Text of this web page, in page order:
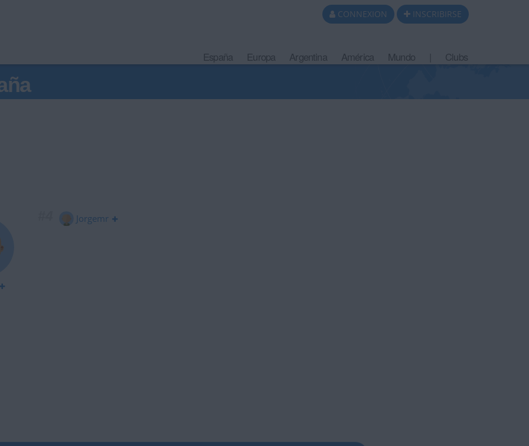
CONNEXION INSCRIBIRSE
España Europa Argentina América Mundo Clubs
Jorgemr